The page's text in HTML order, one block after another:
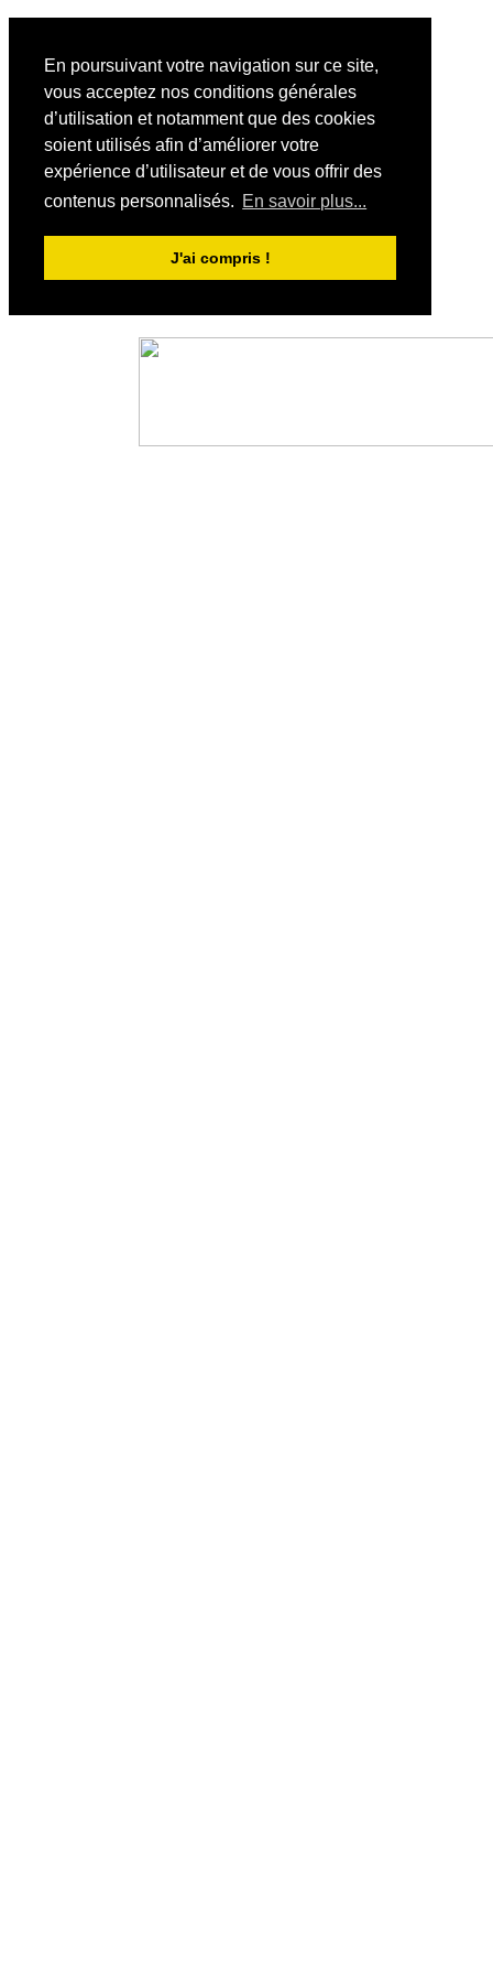
En poursuivant votre navigation sur ce site,
vous acceptez nos conditions générales
d’utilisation et notamment que des cookies
soient utilisés afin d’améliorer votre
expérience d’utilisateur et de vous offrir des
contenus personnalisés. En savoir plus...
J'ai compris !